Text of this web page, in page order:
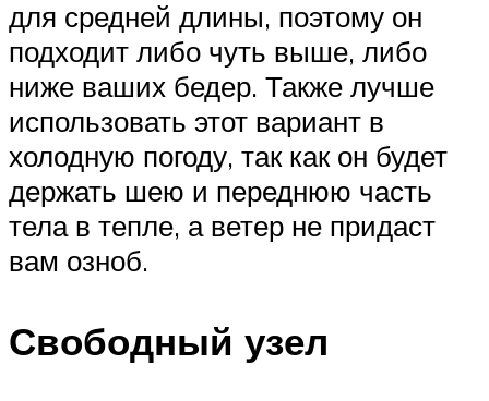
для средней длины, поэтому он
подходит либо чуть выше, либо
ниже ваших бедер. Также лучше
использовать этот вариант в
холодную погоду, так как он будет
держать шею и переднюю часть
тела в тепле, а ветер не придаст
вам озноб.
Свободный узел